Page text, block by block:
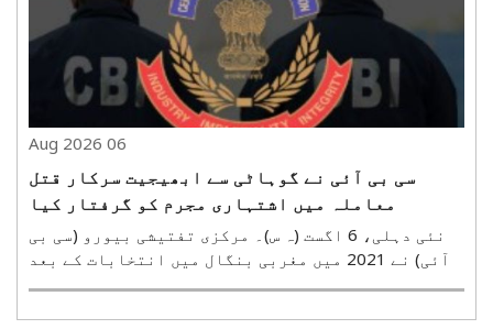
06 Aug 2026
سی بی آئی نے گوہاٹی سے ابھیجیت سرکار قتل
معاملہ میں اشتہاری مجرم کو گرفتار کیا
نئی دہلی، 6 اگست (ہ س)۔ مرکزی تفتیشی بیورو (سی بی
آئی) نے 2021 میں مغربی بنگال میں انتخابات کے بعد